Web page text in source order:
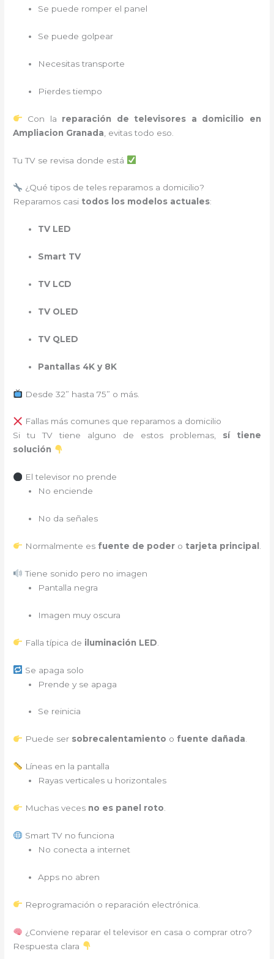
Se puede romper el panel
Se puede golpear
Necesitas transporte
Pierdes tiempo
Con la reparación de televisores a domicilio en
Ampliacion Granada , evitas todo eso.
Tu TV se revisa donde está
¿Qué tipos de teles reparamos a domicilio?
Reparamos casi todos los modelos actuales:
TV LED
Smart TV
TV LCD
TV OLED
TV QLED
Pantallas 4K y 8K
Desde 32” hasta 75” o más.
Fallas más comunes que reparamos a domicilio
Si tu TV tiene alguno de estos problemas, sí tiene
solución
El televisor no prende
No enciende
No da señales
Normalmente es fuente de podero tarjeta principal
Tiene sonido pero no imagen
Pantalla negra
Imagen muy oscura
Falla típica de iluminación LED
Se apaga solo
Prende y se apaga
Se reinicia
Puede ser sobrecalentamiento o fuente dañada.
Líneas en la pantalla
Rayas verticales u horizontales
Muchas veces no es panel roto
Smart TV no funciona
No conecta a internet
Apps no abren
Reprogramación o reparación electrónica.
¿Conviene reparar el televisor en casa o comprar otro?
Respuesta clara